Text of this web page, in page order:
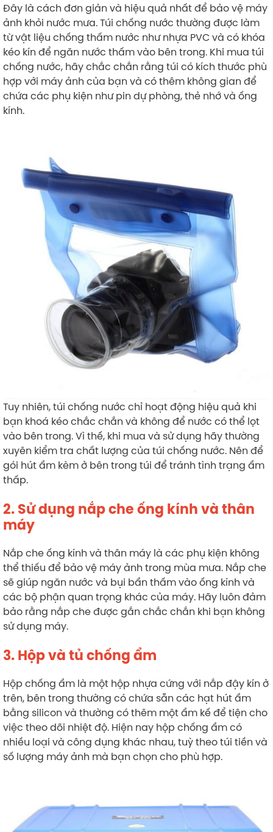
Đây là cách đơn giản và hiệu quả nhất để bảo vệ máy
ảnh khỏi nước mưa. Túi chống nước thường được làm
từ vật liệu chống thấm nước như nhựa PVC và có khóa
kéo kín để ngăn nước thấm vào bên trong. Khi mua túi
chống nước, hãy chắc chắn rằng túi có kích thước phù
hợp với máy ảnh của bạn và có thêm không gian để
chứa các phụ kiện như pin dự phòng, thẻ nhớ và ống
kính.
Tuy nhiên, túi chống nước chỉ hoạt động hiệu quả khi
bạn khoá kéo chắc chắn và không để nước có thể lọt
vào bên trong. Vì thế, khi mua và sử dụng hãy thường
xuyên kiểm tra chất lượng của túi chống nước. Nên để
gói hút ẩm kèm ở bên trong túi để tránh tình trạng ẩm
thấp.
2. Sử dụng nắp che ống kính và thân
máy
Nắp che ống kính và thân máy là các phụ kiện không
thể thiếu để bảo vệ máy ảnh trong mùa mưa. Nắp che
sẽ giúp ngăn nước và bụi bẩn thấm vào ống kính và
các bộ phận quan trọng khác của máy. Hãy luôn đảm
bảo rằng nắp che được gắn chắc chắn khi bạn không
sử dụng máy.
3. Hộp và tủ chống ẩm
Hộp chống ẩm là một hộp nhựa cứng với nắp đậy kín ở
trên, bên trong thường có chứa sẵn các hạt hút ẩm
bằng silicon và thường có thêm một ẩm kế để tiện cho
việc theo dõi nhiệt độ. Hiện nay hộp chống ẩm có
nhiều loại và công dụng khác nhau, tuỳ theo túi tiền và
số lượng máy ảnh mà bạn chọn cho phù hợp.